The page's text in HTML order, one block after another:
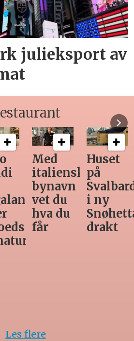
julieksport av
Ny
teknologi
gjør
manuell
varetelling
unødvendig
Siste
Horeca-
før
Les flere